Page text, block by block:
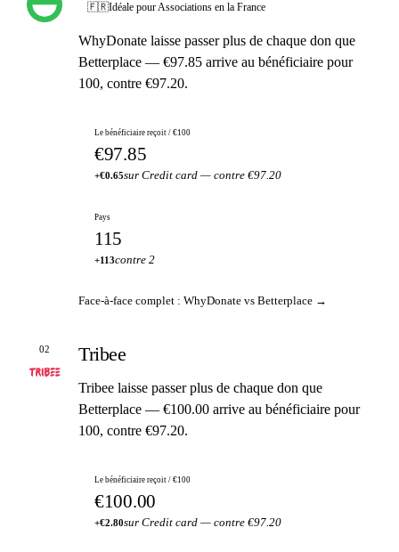
🇫🇷Idéale pour Associations en la France
WhyDonate laisse passer plus de chaque don que
Betterplace — €97.85 arrive au bénéficiaire pour
100, contre €97.20.
Le bénéficiaire reçoit / €100
€97.85
+€0.65sur Credit card — contre €97.20
Pays
115
+113contre 2
Face-à-face complet : WhyDonate vs Betterplace →
02 Tribee
Tribee laisse passer plus de chaque don que
Betterplace — €100.00 arrive au bénéficiaire pour
100, contre €97.20.
Le bénéficiaire reçoit / €100
€100.00
+€2.80sur Credit card — contre €97.20